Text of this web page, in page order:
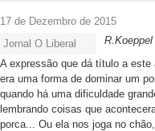
17 de Dezembro de 2015
Jornal O Liberal
R.Koeppel
A expressão que dá título a
era uma forma de dominar um
quando há uma dificuldade
lembrando coisas que
porca... Ou ela nos joga no